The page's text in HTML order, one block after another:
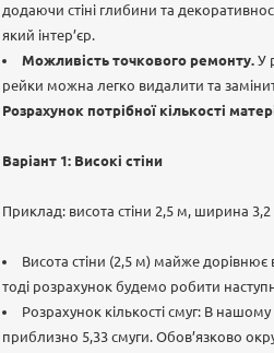
додаючи стіні глибини та
який інтер’єр.
Можливість точкового ремонту. У
рейки можна легко видалити та
Розрахунок потрібної кількості
Варіант 1: Високі стіни
Приклад: висота стіни 2,5 м, ширина
Висота стіни (2,5 м) майже
тоді розрахунок будемо робити
Розрахунок кількості смуг: В
приблизно 5,33 смуги. Обов’язково